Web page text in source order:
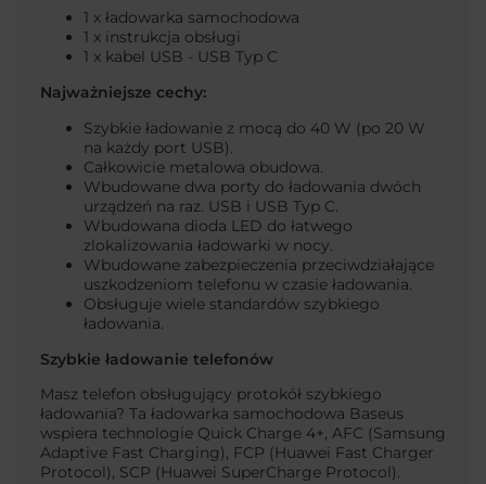
1 x ładowarka samochodowa
1 x instrukcja obsługi
1 x kabel USB - USB Typ C
Najważniejsze cechy:
Szybkie ładowanie z mocą do 40 W (po 20 W
na każdy port USB).
Całkowicie metalowa obudowa.
Wbudowane dwa porty do ładowania dwóch
urządzeń na raz. USB i USB Typ C.
Wbudowana dioda LED do łatwego
zlokalizowania ładowarki w nocy.
Wbudowane zabezpieczenia przeciwdziałające
uszkodzeniom telefonu w czasie ładowania.
Obsługuje wiele standardów szybkiego
ładowania.
Szybkie ładowanie telefonów
Masz telefon obsługujący protokół szybkiego
ładowania? Ta ładowarka samochodowa Baseus
wspiera technologie Quick Charge 4+, AFC (Samsung
Adaptive Fast Charging), FCP (Huawei Fast Charger
Protocol), SCP (Huawei SuperCharge Protocol).